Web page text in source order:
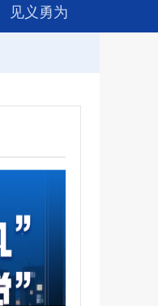
见义勇为